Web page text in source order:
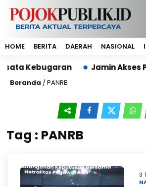
HOME BERITA DAERAH NASIONAL
Kebugaran Jamin Akses
Beranda /PANRB
Tag : PANRB
3